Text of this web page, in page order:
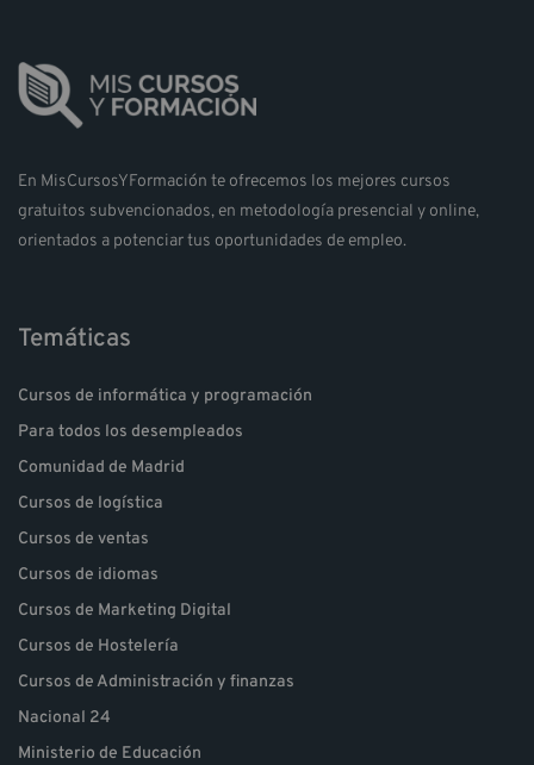
En MisCursosYFormación te ofrecemos los mejores cursos
gratuitos subvencionados, en metodología presencial y online,
orientados a potenciar tus oportunidades de empleo.
Temáticas
Cursos de informática y programación
Para todos los desempleados
Comunidad de Madrid
Cursos de logística
Cursos de ventas
Cursos de idiomas
Cursos de Marketing Digital
Cursos de Hostelería
Cursos de Administración y finanzas
Nacional 24
Ministerio de Educación